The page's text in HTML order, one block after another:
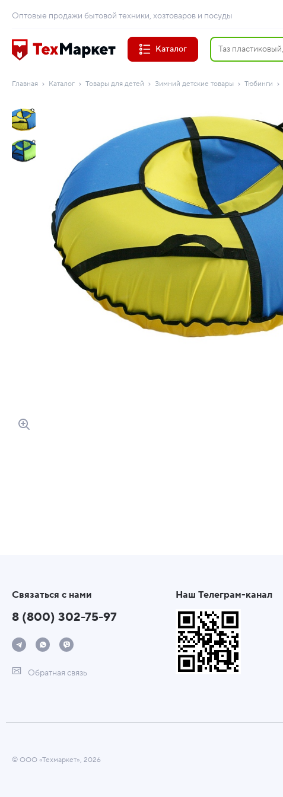
Оптовые продажи бытовой техники, хозтоваров и посуды
Каталог
Главная Каталог Товары для детей Зимний детские товары Тюбинги
Связаться с нами
8 (800) 302-75-97
Обратная связь
Наш Телеграм-канал
© ООО «Техмаркет», 2026